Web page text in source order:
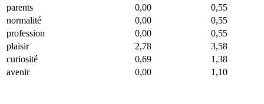
parents 0,00
0,55
normalité
0,00
0,55
profession
0,00
0,55
plaisir
2,78
3,58
curiosité
0,69
1,38
avenir
0,00 1,10